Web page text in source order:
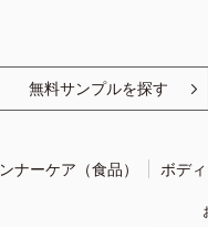
無料サンプルを探す
ナーケア（食品） ボデ